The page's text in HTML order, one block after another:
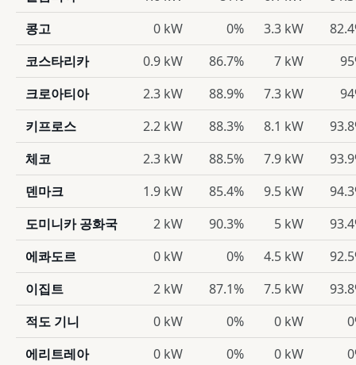
콩고
0 kW 0% 3.3 kW
코스타리카
0.9 kW 86.7% 7 kW
크로아티아
2.3 kW 88.9% 7.3 kW
키프로스
2.2 kW 88.3% 8.1 kW
체코
2.3 kW 88.5% 7.9 kW
덴마크
1.9 kW 85.4% 9.5 kW
도미니카 공화국
2 kW 90.3% 5 kW
에콰도르
0 kW 0% 4.5 kW
이집트
2 kW 87.1% 7.5 kW
적도 기니
0 kW 0% 0 kW
에리트레아
0 kW 0% 0 kW